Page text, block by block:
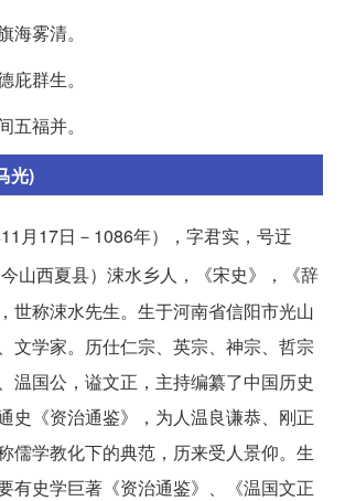
海雾清。
庇群生。
五福并。
光)
月17日－1086年），字君实，号迂
今山西夏县）涑水乡人，《宋史》，《辞
世称涑水先生。生于河南省信阳市光山
文学家。历仕仁宗、英宗、神宗、哲宗
温国公，谥文正，主持编纂了中国历史
史《资治通鉴》，为人温良谦恭、刚正
儒学教化下的典范，历来受人景仰。生
有史学巨著《资治通鉴》、《温国文正